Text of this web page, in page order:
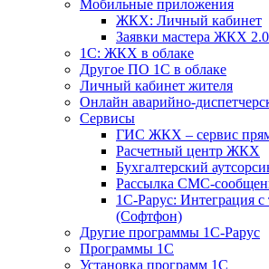
Мобильные приложения
ЖКХ: Личный кабинет
Заявки мастера ЖКХ 2.0
1С: ЖКХ в облаке
Другое ПО 1С в облаке
Личный кабинет жителя
Онлайн аварийно-
Сервисы
ГИС ЖКХ – сервис
Расчетный центр ЖКХ
Бухгалтерский
Рассылка СМС-
1С-Рарус: Интеграция с
(Софтфон)
Другие программы 1С-Рарус
Программы 1С
Установка программ 1С